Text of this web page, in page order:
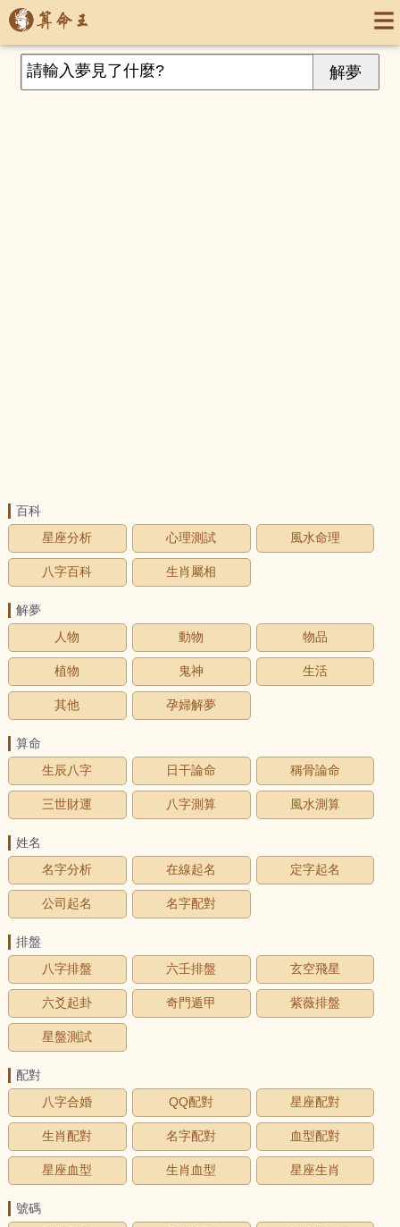
百科
星座分析
心理測試 風水命理
八字百科 生肖屬相
解夢
人物
動物 物品
植物 鬼神 生活
其他 孕婦解夢
算命
生辰八字
日干論命 稱骨論命
三世財運 八字測算 風水測算
姓名
名字分析
在線起名 定字起名
公司起名 名字配對
排盤
八字排盤
六壬排盤 玄空飛星
六爻起卦 奇門遁甲 紫薇排盤
星盤測試
配對
八字合婚
QQ配對 星座配對
生肖配對 名字配對 血型配對
星座血型 生肖血型 星座生肖
號碼